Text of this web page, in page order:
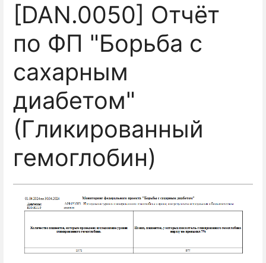
[DAN.0050] Отчёт
по ФП "Борьба с
сахарным
диабетом"
(Гликированный
гемоглобин)